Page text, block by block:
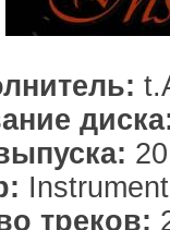
треков: